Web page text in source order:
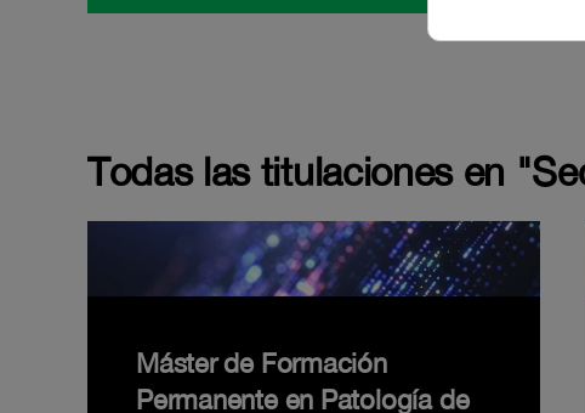
Todas las titulaciones en
Máster de Formación
Permanente en Patología de